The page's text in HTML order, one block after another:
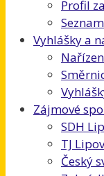
Profil
Vyhlášky a
Zájmové
SDH
TJ
Český